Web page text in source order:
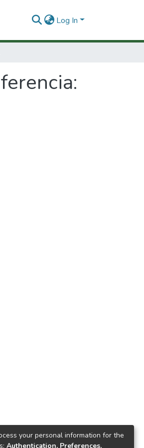
Log In
your personal information for the
Authentication, Preferences,